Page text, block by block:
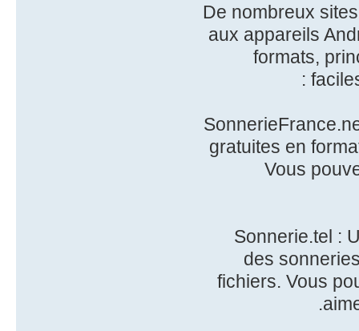
De nombreux
aux appareils
formats,
gratuites en
Vous
Sonnerie.tel :
des
fichiers. Vous